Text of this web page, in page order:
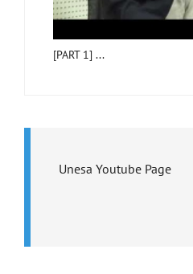
[PART 1] ...
Unesa Youtube Page